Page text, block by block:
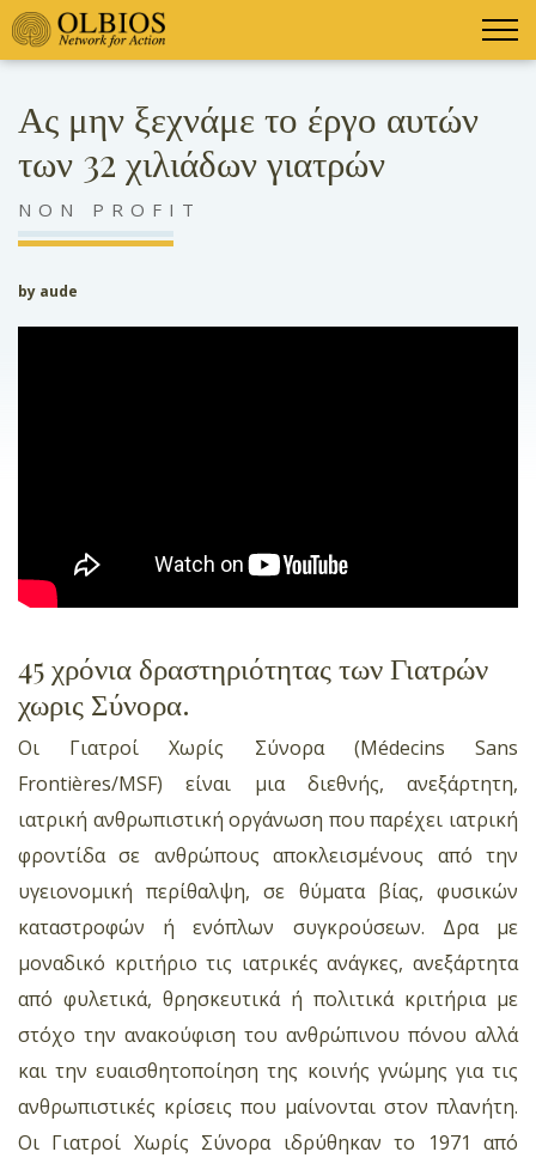
Ας μην ξεχνάμε το έργο αυτών
των 32 χιλιάδων γιατρών
NON PROFIT
by aude
45 χρόνια δραστηριότητας των Γιατρών
χωρις Σύνορα.
Οι Γιατροί Χωρίς Σύνορα (Médecins Sans
Frontières/MSF) είναι μια διεθνής, ανεξάρτητη,
ιατρική ανθρωπιστική οργάνωση που παρέχει ιατρική
φροντίδα σε ανθρώπους αποκλεισμένους από την
υγειονομική περίθαλψη, σε θύματα βίας, φυσικών
καταστροφών ή ενόπλων συγκρούσεων. Δρα με
μοναδικό κριτήριο τις ιατρικές ανάγκες, ανεξάρτητα
από φυλετικά, θρησκευτικά ή πολιτικά κριτήρια με
στόχο την ανακούφιση του ανθρώπινου πόνου αλλά
και την ευαισθητοποίηση της κοινής γνώμης για τις
ανθρωπιστικές κρίσεις που μαίνονται στον πλανήτη.
Οι Γιατροί Χωρίς Σύνορα ιδρύθηκαν το 1971 από